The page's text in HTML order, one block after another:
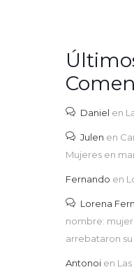
Daniel en
Julen en
Mujeres en
Fernando en
Lorena
nombre:
arrebataron
Antonoi en